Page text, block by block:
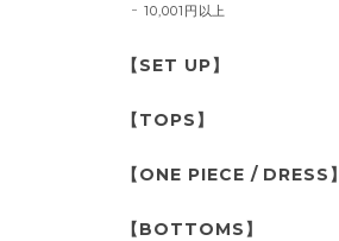
10,001円以上
【SET UP】
【TOPS】
【ONE PIECE / DRESS】
【BOTTOMS】